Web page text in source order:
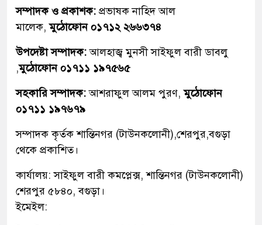
সম্পাদক ও প্রকাশক: প্রভাষক নাহিদ আল
মালেক,মুঠোফোন ০১৭১২ ২৬৬৩৭৪
উপদেষ্টা সম্পাদক:আলহাজ্ব মুনসী সাইফুল বারী ডাবলু
,মুঠোফোন ০১৭১১ ১৯৭৫৬৫
সহকারি সম্পাদক:আশরাফুল আলম পুরণ,মুঠোফোন
০১৭১১ ১৯৭৬৭৯
সম্পাদক কৃর্তক শান্তিনগর (টাউনকলোনী),শেরপুর,বগুড়া
থেকে প্রকাশিত।
কার্যালয়: সাইফুল বারী কমপ্লেক্স, শান্তিনগর (টাউনকলোনী)
শেরপুর ৫৮৪০, বগুড়া।
ইমেইল: